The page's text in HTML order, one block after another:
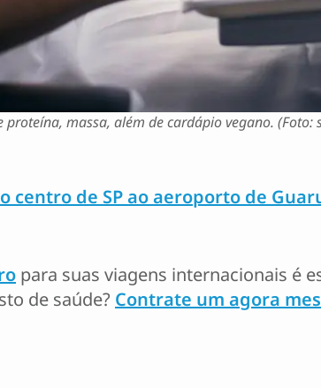
massa, além de cardápio vegano. (Foto:
centro de SP ao aeroporto de
para suas viagens internacionais é
de saúde? Contrate um agora